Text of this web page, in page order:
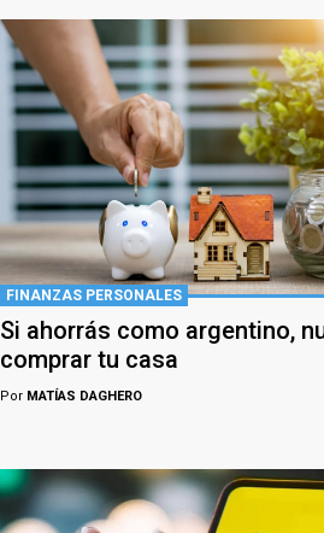
FINANZAS PERSONALES
Si ahorrás como argentino,
comprar tu casa
Por MATÍAS DAGHERO